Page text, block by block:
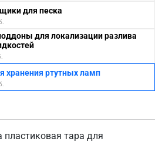
для песка
для локализации разлива
хранения ртутных ламп
тара для